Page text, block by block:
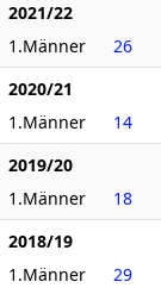
2021/22
1.Männer
26
2020/21
1.Männer
14
2019/20
1.Männer
18
2018/19
1.Männer
29